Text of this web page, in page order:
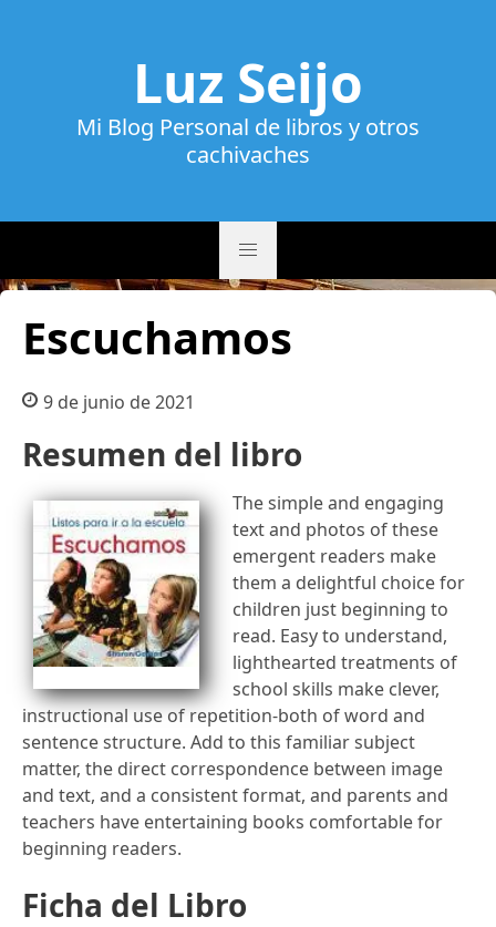
Luz Seijo
Mi Blog Personal de libros y otros
cachivaches
Escuchamos
9 de junio de 2021
Resumen del libro
The simple and engaging
text and photos of these
emergent readers make
them a delightful choice for
children just beginning to
read. Easy to understand,
lighthearted treatments of
school skills make clever,
instructional use of repetition-both of word and
sentence structure. Add to this familiar subject
matter, the direct correspondence between image
and text, and a consistent format, and parents and
teachers have entertaining books comfortable for
beginning readers.
Ficha del Libro